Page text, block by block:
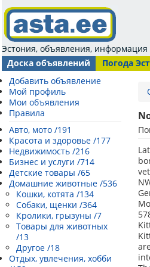
Эстония, объявления, информация
Доска объявлений
Погода
Добавить объявление
Мой профиль
Мои объявления
Правила
Авто, мото /191
Красота и здоровье /177
Недвижимость /216
Бизнес и услуги /714
Детские товары /65
Домашние животные /536
Кошки, котята /134
Собаки, щенки /364
Кролики, грызуны /7
Товары для животных
/13
Другое /18
Отдых, увлечения, хобби